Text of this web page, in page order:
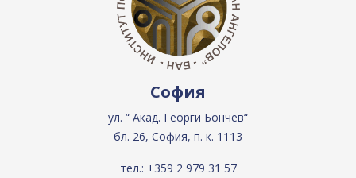
София
ул. “ Акад. Георги Бончев“
бл. 26, София, п. к. 1113
тел.: +359 2 979 31 57